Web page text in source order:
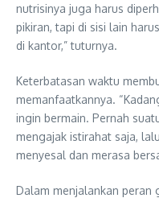
nutrisinya juga harus
pikiran, tapi di sisi lain
di kantor,” tuturnya.
Keterbatasan waktu
memanfaatkannya.
ingin bermain. Pernah
mengajak istirahat saja,
menyesal dan merasa
Dalam menjalankan peran